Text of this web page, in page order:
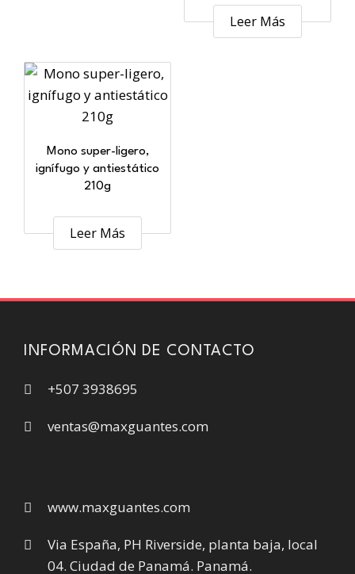
Leer Más
Mono super-ligero,
ignífugo y antiestático
210g
Leer Más
INFORMACIÓN DE CONTACTO
+507 3938695
ventas@maxguantes.com
www.maxguantes.com
Via España, PH Riverside, planta baja, local
04. Ciudad de Panamá. Panamá.